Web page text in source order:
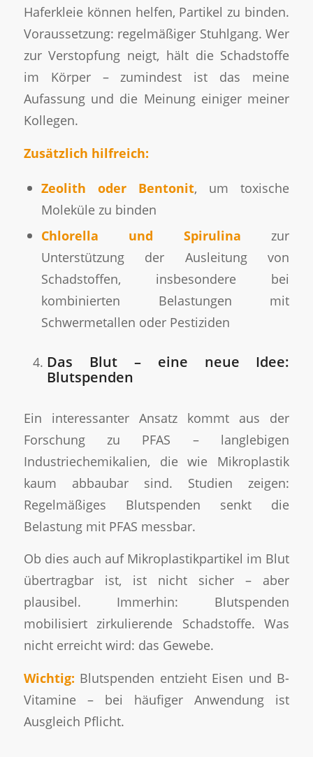
Haferkleie können helfen, Partikel zu binden.
Voraussetzung: regelmäßiger Stuhlgang. Wer
zur Verstopfung neigt, hält die Schadstoffe
im Körper – zumindest ist das meine
Aufassung und die Meinung einiger meiner
Kollegen.
Zusätzlich hilfreich:
Zeolith oder Bentonit, um toxische
Moleküle zu binden
Chlorella und Spirulina zur
Unterstützung der Ausleitung von
Schadstoffen, insbesondere bei
kombinierten Belastungen mit
Schwermetallen oder Pestiziden
Das Blut – eine neue Idee:
Blutspenden
Ein interessanter Ansatz kommt aus der
Forschung zu PFAS – langlebigen
Industriechemikalien, die wie Mikroplastik
kaum abbaubar sind. Studien zeigen:
Regelmäßiges Blutspenden senkt die
Belastung mit PFAS messbar.
Ob dies auch auf Mikroplastikpartikel im Blut
übertragbar ist, ist nicht sicher – aber
plausibel. Immerhin: Blutspenden
mobilisiert zirkulierende Schadstoffe. Was
nicht erreicht wird: das Gewebe.
Wichtig: Blutspenden entzieht Eisen und B-
Vitamine – bei häufiger Anwendung ist
Ausgleich Pflicht.